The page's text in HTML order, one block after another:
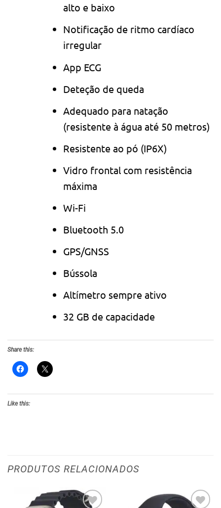
alto e baixo
Notificação de ritmo cardíaco
irregular
App ECG
Deteção de queda
Adequado para natação
(resistente à água até 50 metros)
Resistente ao pó (IP6X)
Vidro frontal com resistência
máxima
Wi-Fi
Bluetooth 5.0
GPS/GNSS
Bússola
Altímetro sempre ativo
32 GB de capacidade
Share this:
Like this:
PRODUTOS RELACIONADOS